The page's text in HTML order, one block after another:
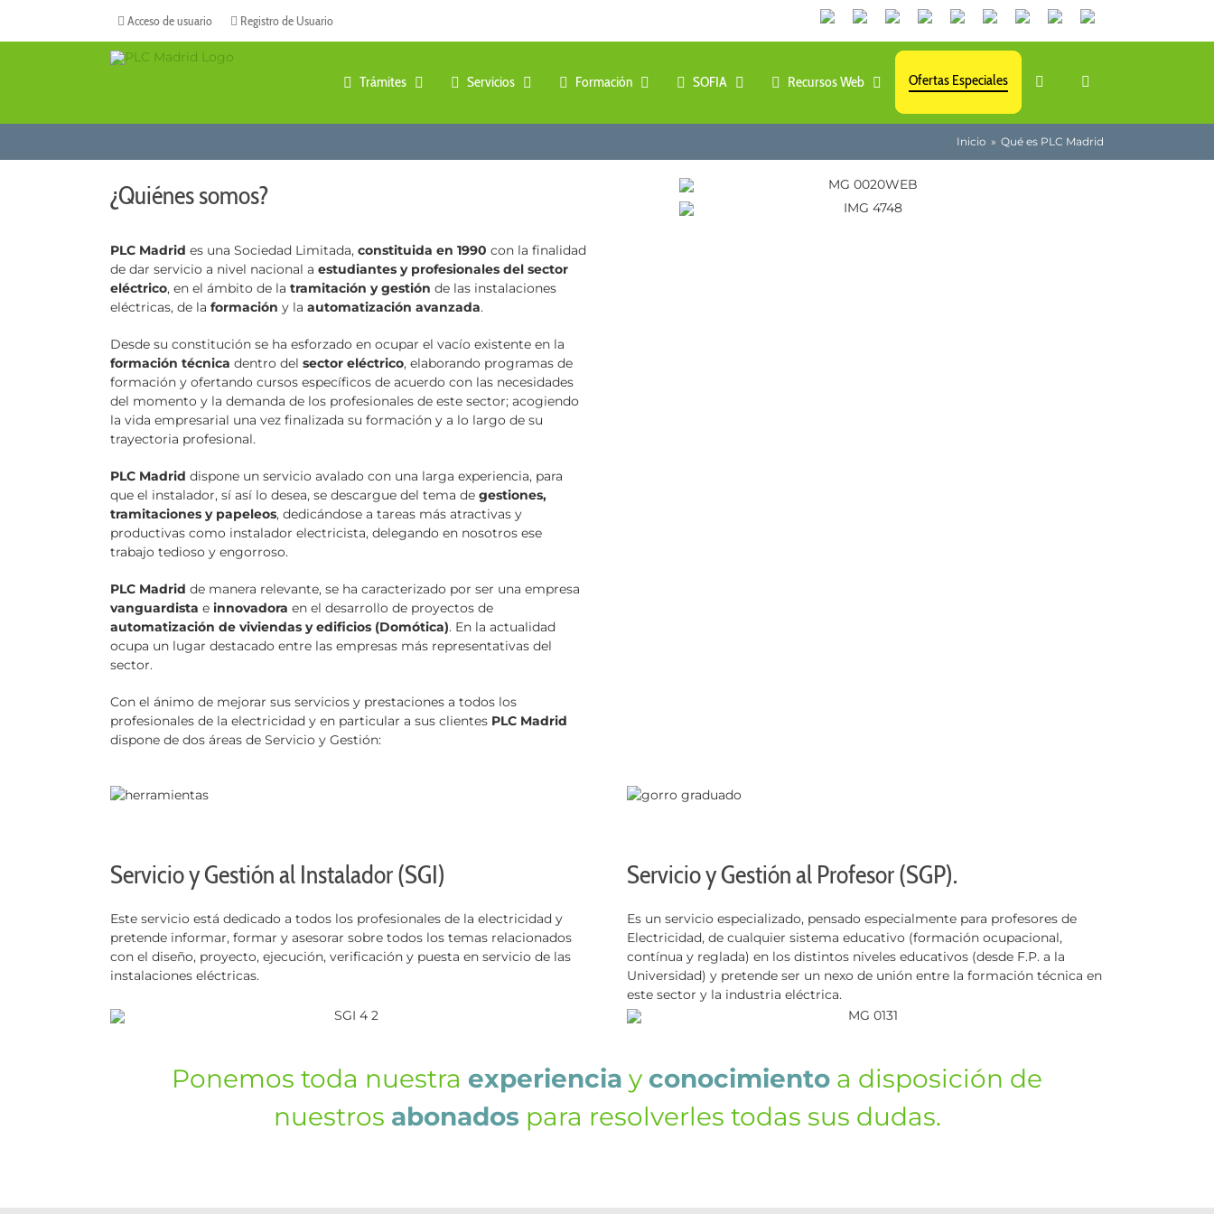
contenido
Acceso de usuario Registro de Usuario
Canales
de
LinkedinYoutubeTiktokFacebookInstagram
X TwitchContacto
Trámites Servicios Formación SOFIA Recursos Web Ofertas Especiales
Inicio Qué es PLC Madrid
¿Quiénes somos?
PLC Madrid es una Sociedad Limitada, constituida en 1990 con la ­finalidad
de dar servicio a nivel nacional a estudiantes y profesionales del sector
eléctrico, en el ámbito de la tramitación y gestión de las instalaciones
eléctricas, de la formación y la automatización avanzada.
Desde su constitución se ha esforzado en ocupar el vacío existente en la
formación técnica dentro del sector eléctrico, elaborando programas de
formación y ofertando cursos específicos de acuerdo con las necesidades
del momento y la demanda de los profesionales de este sector; acogiendo
la vida empresarial una vez finalizada su formación y a lo largo de su
trayectoria profesional.
PLC Madrid dispone un servicio avalado con una larga experiencia, para
que el instalador, sí así lo desea, se descargue del tema de gestiones,
tramitaciones y papeleos, dedicándose a tareas más atractivas y
productivas como instalador electricista, delegando en nosotros ese
trabajo tedioso y engorroso.
PLC Madrid de manera relevante, se ha caracterizado por ser una empresa
vanguardista e innovadora en el desarrollo de proyectos de
automatización de viviendas y edificios (Domótica). En la actualidad
ocupa un lugar destacado entre las empresas más representativas del
sector.
Con el ánimo de mejorar sus servicios y prestaciones a todos los
profesionales de la electricidad y en particular a sus clientes PLC Madrid
dispone de dos áreas de Servicio y Gestión:
Servicio y Gestión al Instalador (SGI)
Este servicio está dedicado a todos los profesionales de la electricidad y
pretende informar, formar y asesorar sobre todos los temas relacionados
con el diseño, proyecto, ejecución, verificación y puesta en servicio de las
instalaciones eléctricas.
Servicio y Gestión al Profesor (SGP).
Es un servicio especializado, pensado especialmente para profesores de
Electricidad, de cualquier sistema educativo (formación ocupacional,
contínua y reglada) en los distintos niveles educativos (desde F.P. a la
Universidad) y pretende ser un nexo de unión entre la formación técnica en
este sector y la industria eléctrica.
Ponemos toda nuestra experiencia y conocimiento a disposición de
nuestros abonadospara resolverles todas sus dudas.